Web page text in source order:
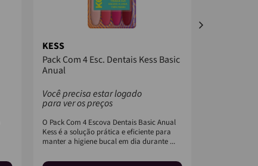
KESS
Pack Com 4 Esc. Dentais Kess Basic
Anual
Você precisa estar logado
para ver os preços
O Pack Com 4 Escova Dentais Basic Anual
Kess é a solução prática e eficiente para
manter a higiene bucal em dia durante ...